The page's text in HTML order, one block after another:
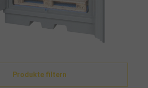
Produkte filtern